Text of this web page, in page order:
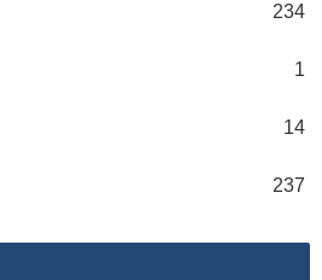
234
1
14
237